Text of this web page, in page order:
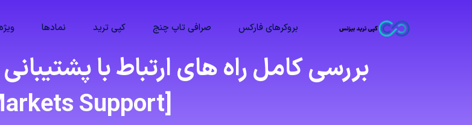
بروکرهای فارکس صرافی تاپ چنج کپی ترید نمادها
بررسی کامل راه های ارتباط با
[AMarkets Support]